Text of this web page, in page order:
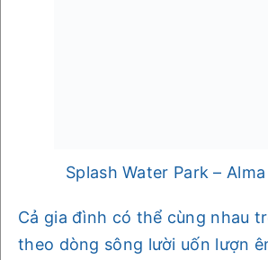
Splash Water Park –
Cả gia đình có thể cùng nhau
theo dòng sông lười uốn lượn